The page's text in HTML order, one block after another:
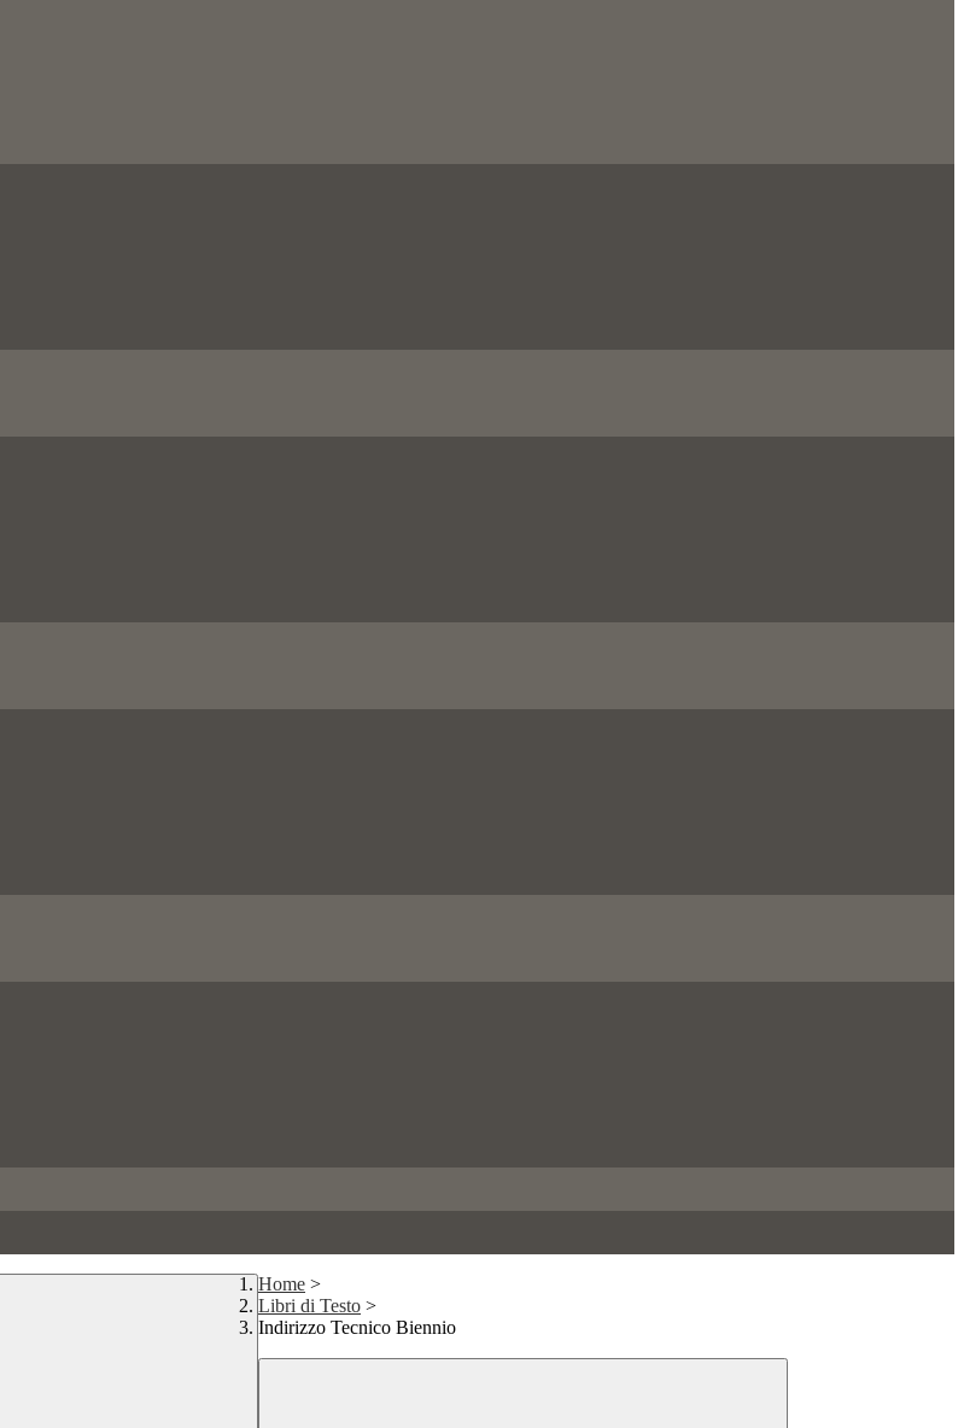
Home >
Libri di Testo >
Indirizzo Tecnico Biennio